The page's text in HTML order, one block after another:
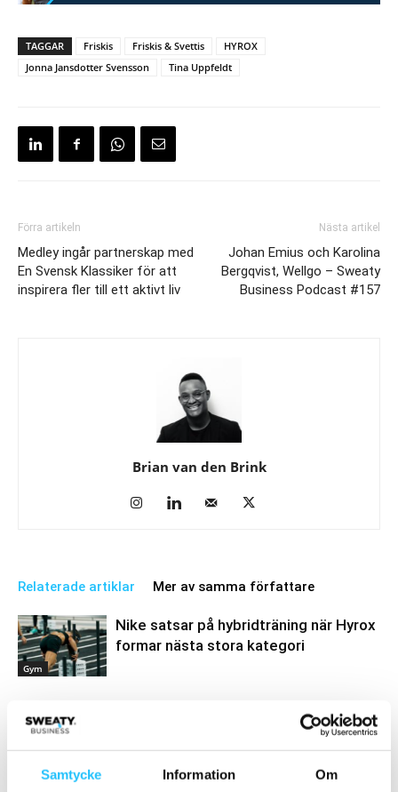
Samtycke Information Om
TAGGAR Friskis Friskis & Svettis
HYROX
Jonna Jansdotter Svensson
Tina Uppfeldt
Förra artikeln
Medley ingår partnerskap med
En Svensk Klassiker för att
inspirera fler till ett aktivt liv
Nästa artikel
Johan Emius och Karolina
Bergqvist, Wellgo – Sweaty
Business Podcast #157
Brian van den Brink
Relaterade artiklar Mer av samma författare
Gym
Nike satsar på hybridträning när Hyrox
formar nästa stora kategori
Gym
hybridtävlingar – lanserar ny
tävlingssko och värvar världsstjärnor